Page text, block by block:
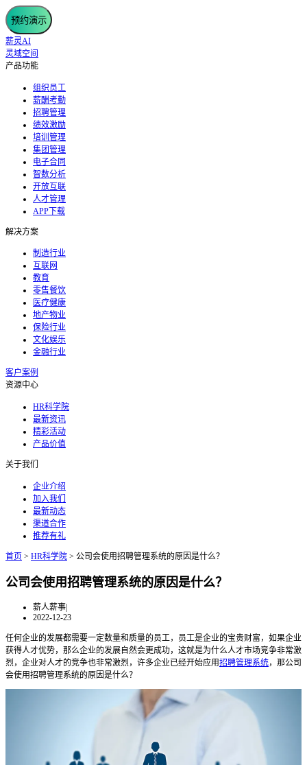
预约演示
薪灵AI
灵域空间
产品功能
组织员工
薪酬考勤
招聘管理
绩效激励
培训管理
集团管理
电子合同
智数分析
开放互联
人才管理
APP下载
解决方案
制造行业
互联网
教育
零售餐饮
医疗健康
地产物业
保险行业
文化娱乐
金融行业
客户案例
资源中心
HR科学院
最新资讯
精彩活动
产品价值
关于我们
企业介绍
加入我们
最新动态
渠道合作
推荐有礼
首页 > HR科学院 > 公司会使用招聘管理系统的原因是什么？
公司会使用招聘管理系统的原因是什么？
薪人薪事|
2022-12-23
任何企业的发展都需要一定数量和质量的员工，员工是企业的宝贵财富，如果企业
获得人才优势，那么企业的发展自然会更成功，这就是为什么人才市场竞争非常激
烈，企业对人才的竞争也非常激烈，许多企业已经开始应用招聘管理系统，那公司
会使用招聘管理系统的原因是什么？